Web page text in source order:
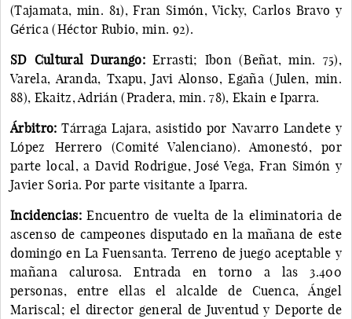
(Tajamata, min. 81), Fran Simón, Vicky, Carlos Bravo y
Gérica (Héctor Rubio, min. 92).
SD Cultural Durango:Errasti; Ibon (Beñat, min. 75),
Varela, Aranda, Txapu, Javi Alonso, Egaña (Julen, min.
88), Ekaitz, Adrián (Pradera, min. 78), Ekain e Iparra.
Árbitro: Tárraga Lajara, asistido por Navarro Landete y
López Herrero (Comité Valenciano). Amonestó, por
parte local, a David Rodrigue, José Vega, Fran Simón y
Javier Soria. Por parte visitante a Iparra.
Incidencias:Encuentro de vuelta de la eliminatoria de
ascenso de campeones disputado en la mañana de este
domingo en La Fuensanta. Terreno de juego aceptable y
mañana calurosa. Entrada en torno a las 3.400
personas, entre ellas el alcalde de Cuenca, Ángel
Mariscal; el director general de Juventud y Deporte de